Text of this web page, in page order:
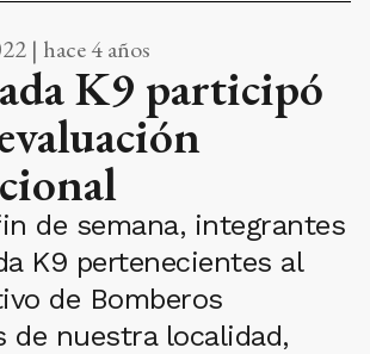
| hace 4 años
K9 participó
de semana, integrantes
K9 pertenecientes al
de Bomberos
de nuestra localidad,